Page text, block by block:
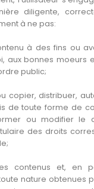
diligente,
à ne pas:
à des fins ou
aux bonnes moeurs
public;
copier, distribuer,
de toute forme de
ou modifier le
des droits
et, en
nature obtenues